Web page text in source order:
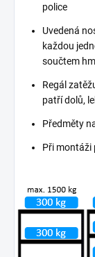
police
Uvedená
každou
součtem
Regál
patří dolů,
Předměty
Při montáži